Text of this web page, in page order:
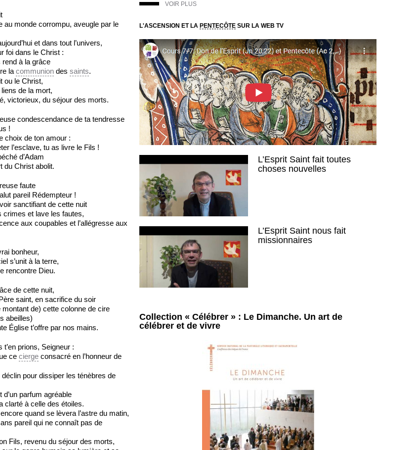
au monde corrompu, aveugle par le
et dans tout l’univers,
foi dans le Christ :
rend à la grâce
la communion des saints.
ou le Christ,
de la mort,
victorieux, du séjour des morts.
condescendance de ta tendresse
!
choix de ton amour :
l’esclave, tu as livre le Fils !
d’Adam
du Christ abolit.
faute
pareil Rédempteur !
sanctifiant de cette nuit
crimes et lave les fautes,
aux coupables et l’allégresse aux
bonheur,
s’unit à la terre,
rencontre Dieu.
de cette nuit,
saint, en sacrifice du soir
montant de) cette colonne de cire
abeilles)
Église t’offre par nos mains.
t’en prions, Seigneur :
ce cierge consacré en l’honneur de
déclin pour dissiper les ténèbres de
d’un parfum agréable
clarté à celle des étoiles.
quand se lèvera l’astre du matin,
pareil qui ne connaît pas de
Fils, revenu du séjour des morts,
VOIR PLUS
L'ASCENSION ET LA PENTECÔTE SUR LA WEB TV
L’Esprit Saint fait toutes
choses nouvelles
L’Esprit Saint nous fait
missionnaires
Collection « Célébrer » : Le Dimanche. Un art de
célébrer et de vivre